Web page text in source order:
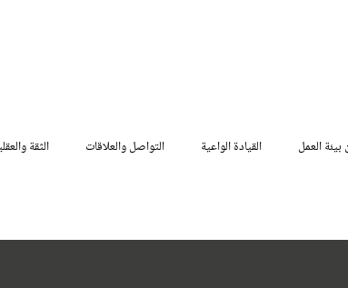
بيئة العمل القيادة الواعية التواصل والعلاقات الثقة